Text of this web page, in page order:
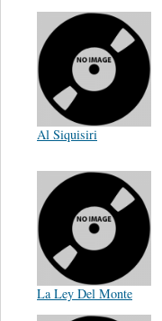
Al Siquisiri
La Ley Del Monte